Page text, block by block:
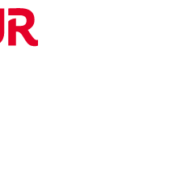
OFERTE DE NERATAT